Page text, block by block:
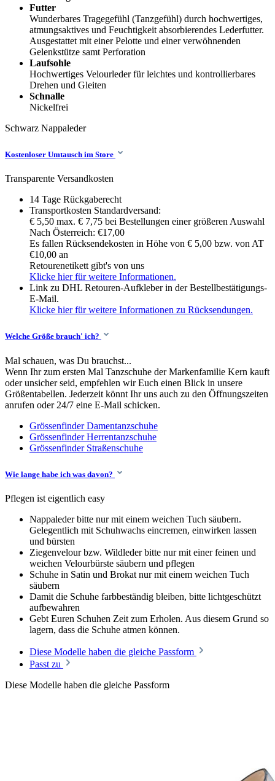
Futter
Wunderbares Tragegefühl (Tanzgefühl) durch hochwertiges,
atmungsaktives und Feuchtigkeit absorbierendes Lederfutter.
Ausgestattet mit einer Pelotte und einer verwöhnenden
Gelenkstütze samt Perforation
Laufsohle
Hochwertiges Velourleder für leichtes und kontrollierbares
Drehen und Gleiten
Schnalle
Nickelfrei
Schwarz Nappaleder
Kostenloser Umtausch im Store
Transparente Versandkosten
14 Tage Rückgaberecht
Transportkosten Standardversand:
€ 5,50 max. € 7,75 bei Bestellungen einer größeren Auswahl
Nach Österreich: €17,00
Es fallen Rücksendekosten in Höhe von € 5,00 bzw. von AT
€10,00 an
Retourenetikett gibt's von uns
Klicke hier für weitere Informationen.
Link zu DHL Retouren-Aufkleber in der Bestellbestätigungs-
E-Mail.
Klicke hier für weitere Informationen zu Rücksendungen.
Welche Größe brauch' ich?
Mal schauen, was Du brauchst...
Wenn Ihr zum ersten Mal Tanzschuhe der Markenfamilie Kern kauft
oder unsicher seid, empfehlen wir Euch einen Blick in unsere
Größentabellen. Jederzeit könnt Ihr uns auch zu den Öffnungszeiten
anrufen oder 24/7 eine E-Mail schicken.
Grössenfinder Damentanzschuhe
Grössenfinder Herrentanzschuhe
Grössenfinder Straßenschuhe
Wie lange habe ich was davon?
Pflegen ist eigentlich easy
Nappaleder bitte nur mit einem weichen Tuch säubern.
Gelegentlich mit Schuhwachs eincremen, einwirken lassen
und bürsten
Ziegenvelour bzw. Wildleder bitte nur mit einer feinen und
weichen Velourbürste säubern und pflegen
Schuhe in Satin und Brokat nur mit einem weichen Tuch
säubern
Damit die Schuhe farbbeständig bleiben, bitte lichtgeschützt
aufbewahren
Gebt Euren Schuhen Zeit zum Erholen. Aus diesem Grund so
lagern, dass die Schuhe atmen können.
Diese Modelle haben die gleiche Passform
Passt zu
Diese Modelle haben die gleiche Passform